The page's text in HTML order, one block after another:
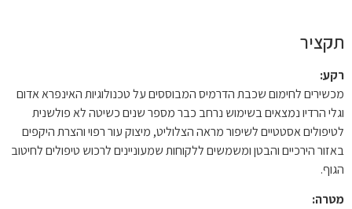
תקציר
רקע:
מכשירים לחימום שכבת הדרמיס המבוססים על טכנולוגיות האינפרא אדום
וגלי הרדיו נמצאים בשימוש נרחב כבר מספר שנים כשיטה לא פולשנית
לטיפולים אסטטיים לשיפור מראה הצלוליט, מיצוק עור רפוי והצרת היקפים
באזור הירכיים והבטן ומשמשים ללקוחות שמעוניינים לרכוש טיפולים לחיטוב
הגוף.
מטרה: